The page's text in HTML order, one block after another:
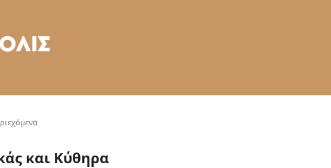
και Κύθηρα